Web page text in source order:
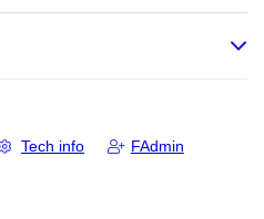
Tech info FAdmin